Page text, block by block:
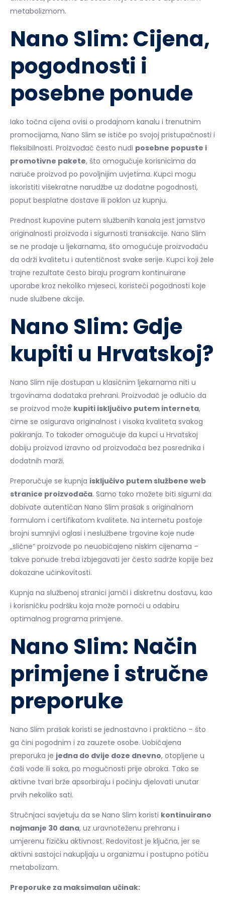
metabolizmom.
Nano Slim: Cijena,
pogodnosti i
posebne ponude
Iako točna cijena ovisi o prodajnom kanalu i trenutnim
promocijama, Nano Slim se ističe po svojoj pristupačnosti i
fleksibilnosti. Proizvođač često nudi posebne popuste i
promotivne pakete, što omogućuje korisnicima da
naruče proizvod po povoljnijim uvjetima. Kupci mogu
iskoristiti višekratne narudžbe uz dodatne pogodnosti,
poput besplatne dostave ili poklon uz kupnju.
Prednost kupovine putem službenih kanala jest jamstvo
originalnosti proizvoda i sigurnosti transakcije. Nano Slim
se ne prodaje u ljekarnama, što omogućuje proizvođaču
da održi kvalitetu i autentičnost svake serije. Kupci koji žele
trajne rezultate često biraju program kontinuirane
uporabe kroz nekoliko mjeseci, koristeći pogodnosti koje
nude službene akcije.
Nano Slim: Gdje
kupiti u Hrvatskoj?
Nano Slim nije dostupan u klasičnim ljekarnama niti u
trgovinama dodataka prehrani. Proizvođač je odlučio da
se proizvod može kupiti isključivo putem interneta,
čime se osigurava originalnost i visoka kvaliteta svakog
pakiranja. To također omogućuje da kupci u Hrvatskoj
dobiju proizvod izravno od proizvođača bez posrednika i
dodatnih marži.
Preporučuje se kupnja isključivo putem službene web
stranice proizvođača. Samo tako možete biti sigurni da
dobivate autentičan Nano Slim prašak s originalnom
formulom i certifikatom kvalitete. Na internetu postoje
brojni sumnjivi oglasi i neslužbene trgovine koje nude
„slične“ proizvode po neuobičajeno niskim cijenama –
takve ponude treba izbjegavati jer često sadrže kopije bez
dokazane učinkovitosti.
Kupnja na službenoj stranici jamči i diskretnu dostavu, kao
i korisničku podršku koja može pomoći u odabiru
optimalnog programa primjene.
Nano Slim: Način
primjene i stručne
preporuke
Nano Slim prašak koristi se jednostavno i praktično – što
ga čini pogodnim i za zauzete osobe. Uobičajena
preporuka je jedna do dvije doze dnevno, otopljene u
čaši vode ili soka, po mogućnosti prije obroka. Tako se
aktivne tvari brže apsorbiraju i počinju djelovati unutar
prvih nekoliko sati.
Stručnjaci savjetuju da se Nano Slim koristi kontinuirano
najmanje 30 dana, uz uravnoteženu prehranu i
umjerenu fizičku aktivnost. Redovitost je ključna, jer se
aktivni sastojci nakupljaju u organizmu i postupno potiču
metabolizam.
Preporuke za maksimalan učinak: